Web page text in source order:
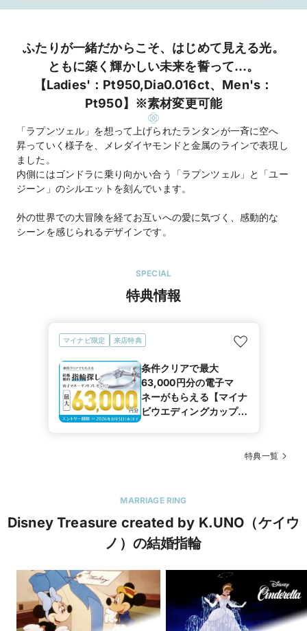
ふたりが一緒だからこそ、はじめて見える光。
ともに築く輝かしい未来を誓って…。
【Ladies'：Pt950,Dia0.016ct、Men's：
Pt950】※素材変更可能
「ラプンツェル」を想って上げられたランタンが一斉に空へ
昇っていく様子を、メレダイヤモンドと金属のラインで表現し
ました。
内側にはゴンドラに乗り向かい合う「ラプンツェル」と「ユー
ジーン」のシルエットを刻んでいます。
外の世界での大冒険を経てお互いへの愛に気づく、感動的な
シーンを感じられるデザインです。
SPECIAL
特典情報
マイナビ限定 来店特典
条件クリアで最大
63,000円分の電子マ
ネーがもらえる【マイナ
ビウエディングカップル
特典一覧
MARRIAGE RING
Disney Treasure created by K.UNO（ケイウ
ノ）の結婚指輪